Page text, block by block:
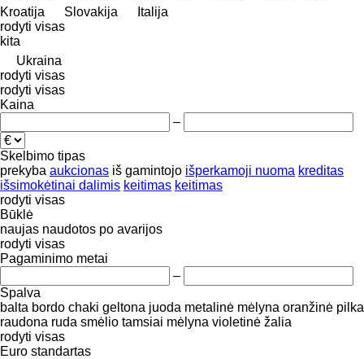
Kroatija
Slovakija
Italija
rodyti visas
kita
Ukraina
rodyti visas
rodyti visas
Kaina
–
Skelbimo tipas
prekyba aukcionas iš gamintojo išperkamoji nuoma kreditas
išsimokėtinai dalimis keitimas keitimas
rodyti visas
Būklė
naujas naudotos po avarijos
rodyti visas
Pagaminimo metai
–
Spalva
balta bordo chaki geltona juoda metalinė mėlyna oranžinė pilka
raudona ruda smėlio tamsiai mėlyna violetinė žalia
rodyti visas
Euro standartas